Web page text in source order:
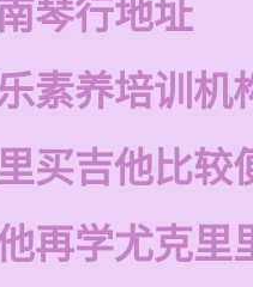
琴行地址
素养培训机
买吉他比较
再学尤克里